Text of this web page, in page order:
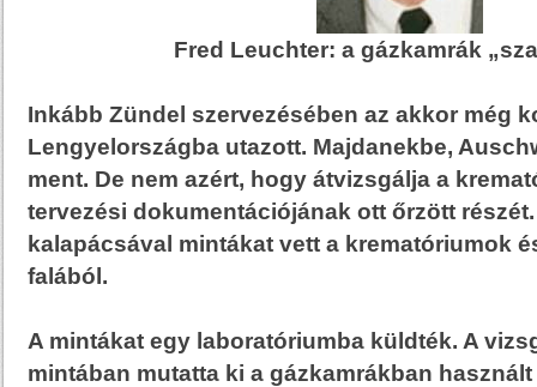
Fred Leuchter: a gázkamrák
Inkább Zündel szervezésében az akkor még
Lengyelországba utazott. Majdanekbe,
ment. De nem azért, hogy átvizsgálja a
tervezési dokumentációjának ott őrzött
kalapácsával mintákat vett a krematóriumok
falából.
A mintákat egy laboratóriumba küldték. A
mintában mutatta ki a gázkamrákban